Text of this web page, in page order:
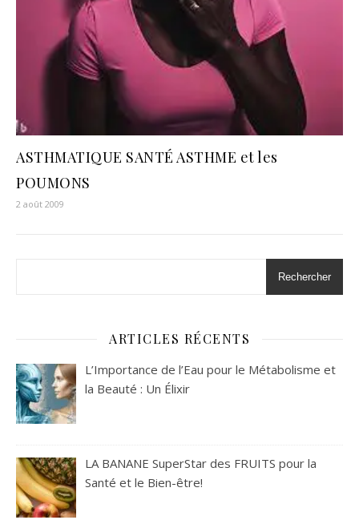
ASTHMATIQUE SANTÉ ASTHME et les
POUMONS
2 août 2009
Rechercher
ARTICLES RÉCENTS
L’Importance de l’Eau pour le Métabolisme et
la Beauté : Un Élixir
LA BANANE SuperStar des FRUITS pour la
Santé et le Bien-être!